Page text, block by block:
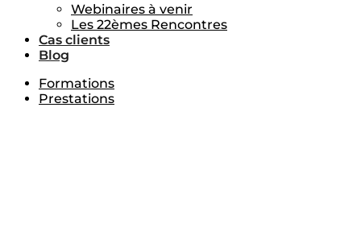
Webinaires à venir
Les 22èmes Rencontres
Cas clients
Blog
Formations
Prestations